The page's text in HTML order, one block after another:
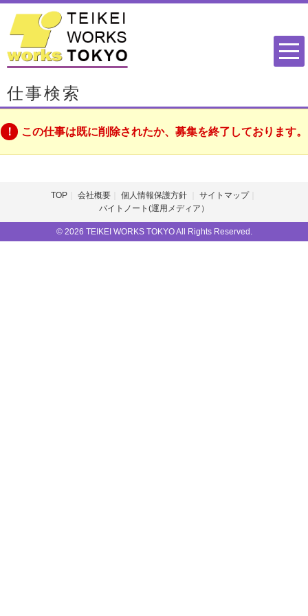
仕事検索
この仕事は既に削除されたか、募集を終了しております。
TOP 会社概要 個人情報保護方針
サイトマップ
バイトノート(運用メディア）
© 2026 TEIKEI WORKS TOKYO All Rights Reserved.